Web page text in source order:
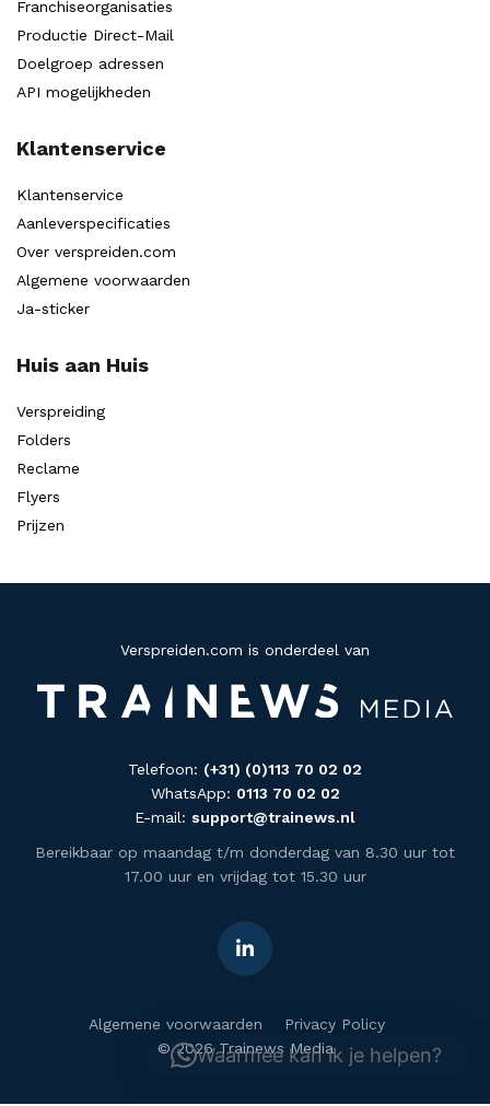
Franchiseorganisaties
Productie Direct-Mail
Doelgroep adressen
API mogelijkheden
Klantenservice
Klantenservice
Aanleverspecificaties
Over verspreiden.com
Algemene voorwaarden
Ja-sticker
Huis aan Huis
Verspreiding
Folders
Reclame
Flyers
Prijzen
Verspreiden.com is onderdeel van
Telefoon: (+31) (0)113 70 02 02
WhatsApp: 0113 70 02 02
E-mail: support@trainews.nl
Bereikbaar op maandag t/m donderdag van 8.30 uur tot
17.00 uur en vrijdag tot 15.30 uur
Algemene voorwaarden
Privacy Policy
© 2026 Trainews Media
Waarmee kan ik je helpen?